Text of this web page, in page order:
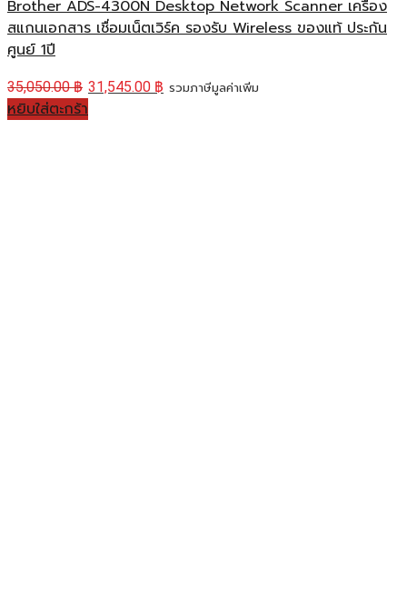
Brother ADS-4300N Desktop Network Scanner เครื่อง
สแกนเอกสาร เชื่อมเน็ตเวิร์ค รองรับ Wireless ของแท้ ประกัน
ศูนย์ 1ปี
35,050.00฿ 31,545.00 ฿ รวมภาษีมูลค่าเพิ่ม
หยิบใส่ตะกร้า